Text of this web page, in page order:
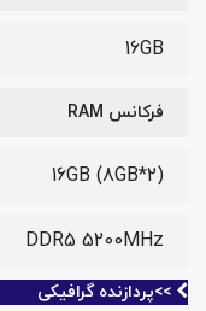
16GB
فرکانس RAM
16GB (8GB*2)
DDR5 5200MHz
>>پردازنده گرافیکی